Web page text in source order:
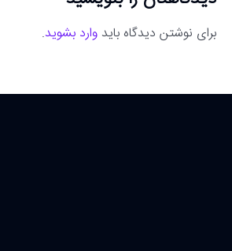
برای نوشتن دیدگاه باید وارد بشوید.